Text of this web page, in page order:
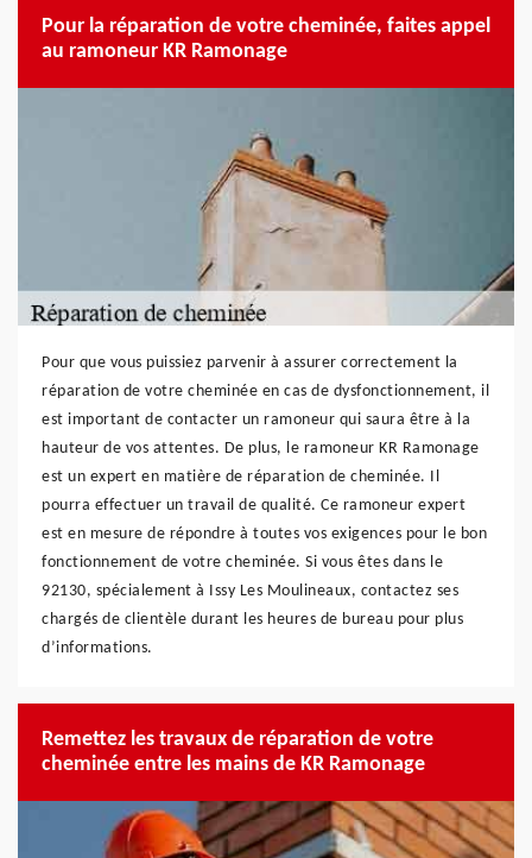
Pour la réparation de votre cheminée, faites appel
au ramoneur KR Ramonage
Pour que vous puissiez parvenir à assurer correctement la
réparation de votre cheminée en cas de dysfonctionnement, il
est important de contacter un ramoneur qui saura être à la
hauteur de vos attentes. De plus, le ramoneur KR Ramonage
est un expert en matière de réparation de cheminée. Il
pourra effectuer un travail de qualité. Ce ramoneur expert
est en mesure de répondre à toutes vos exigences pour le bon
fonctionnement de votre cheminée. Si vous êtes dans le
92130, spécialement à Issy Les Moulineaux, contactez ses
chargés de clientèle durant les heures de bureau pour plus
d’informations.
Remettez les travaux de réparation de votre
cheminée entre les mains de KR Ramonage